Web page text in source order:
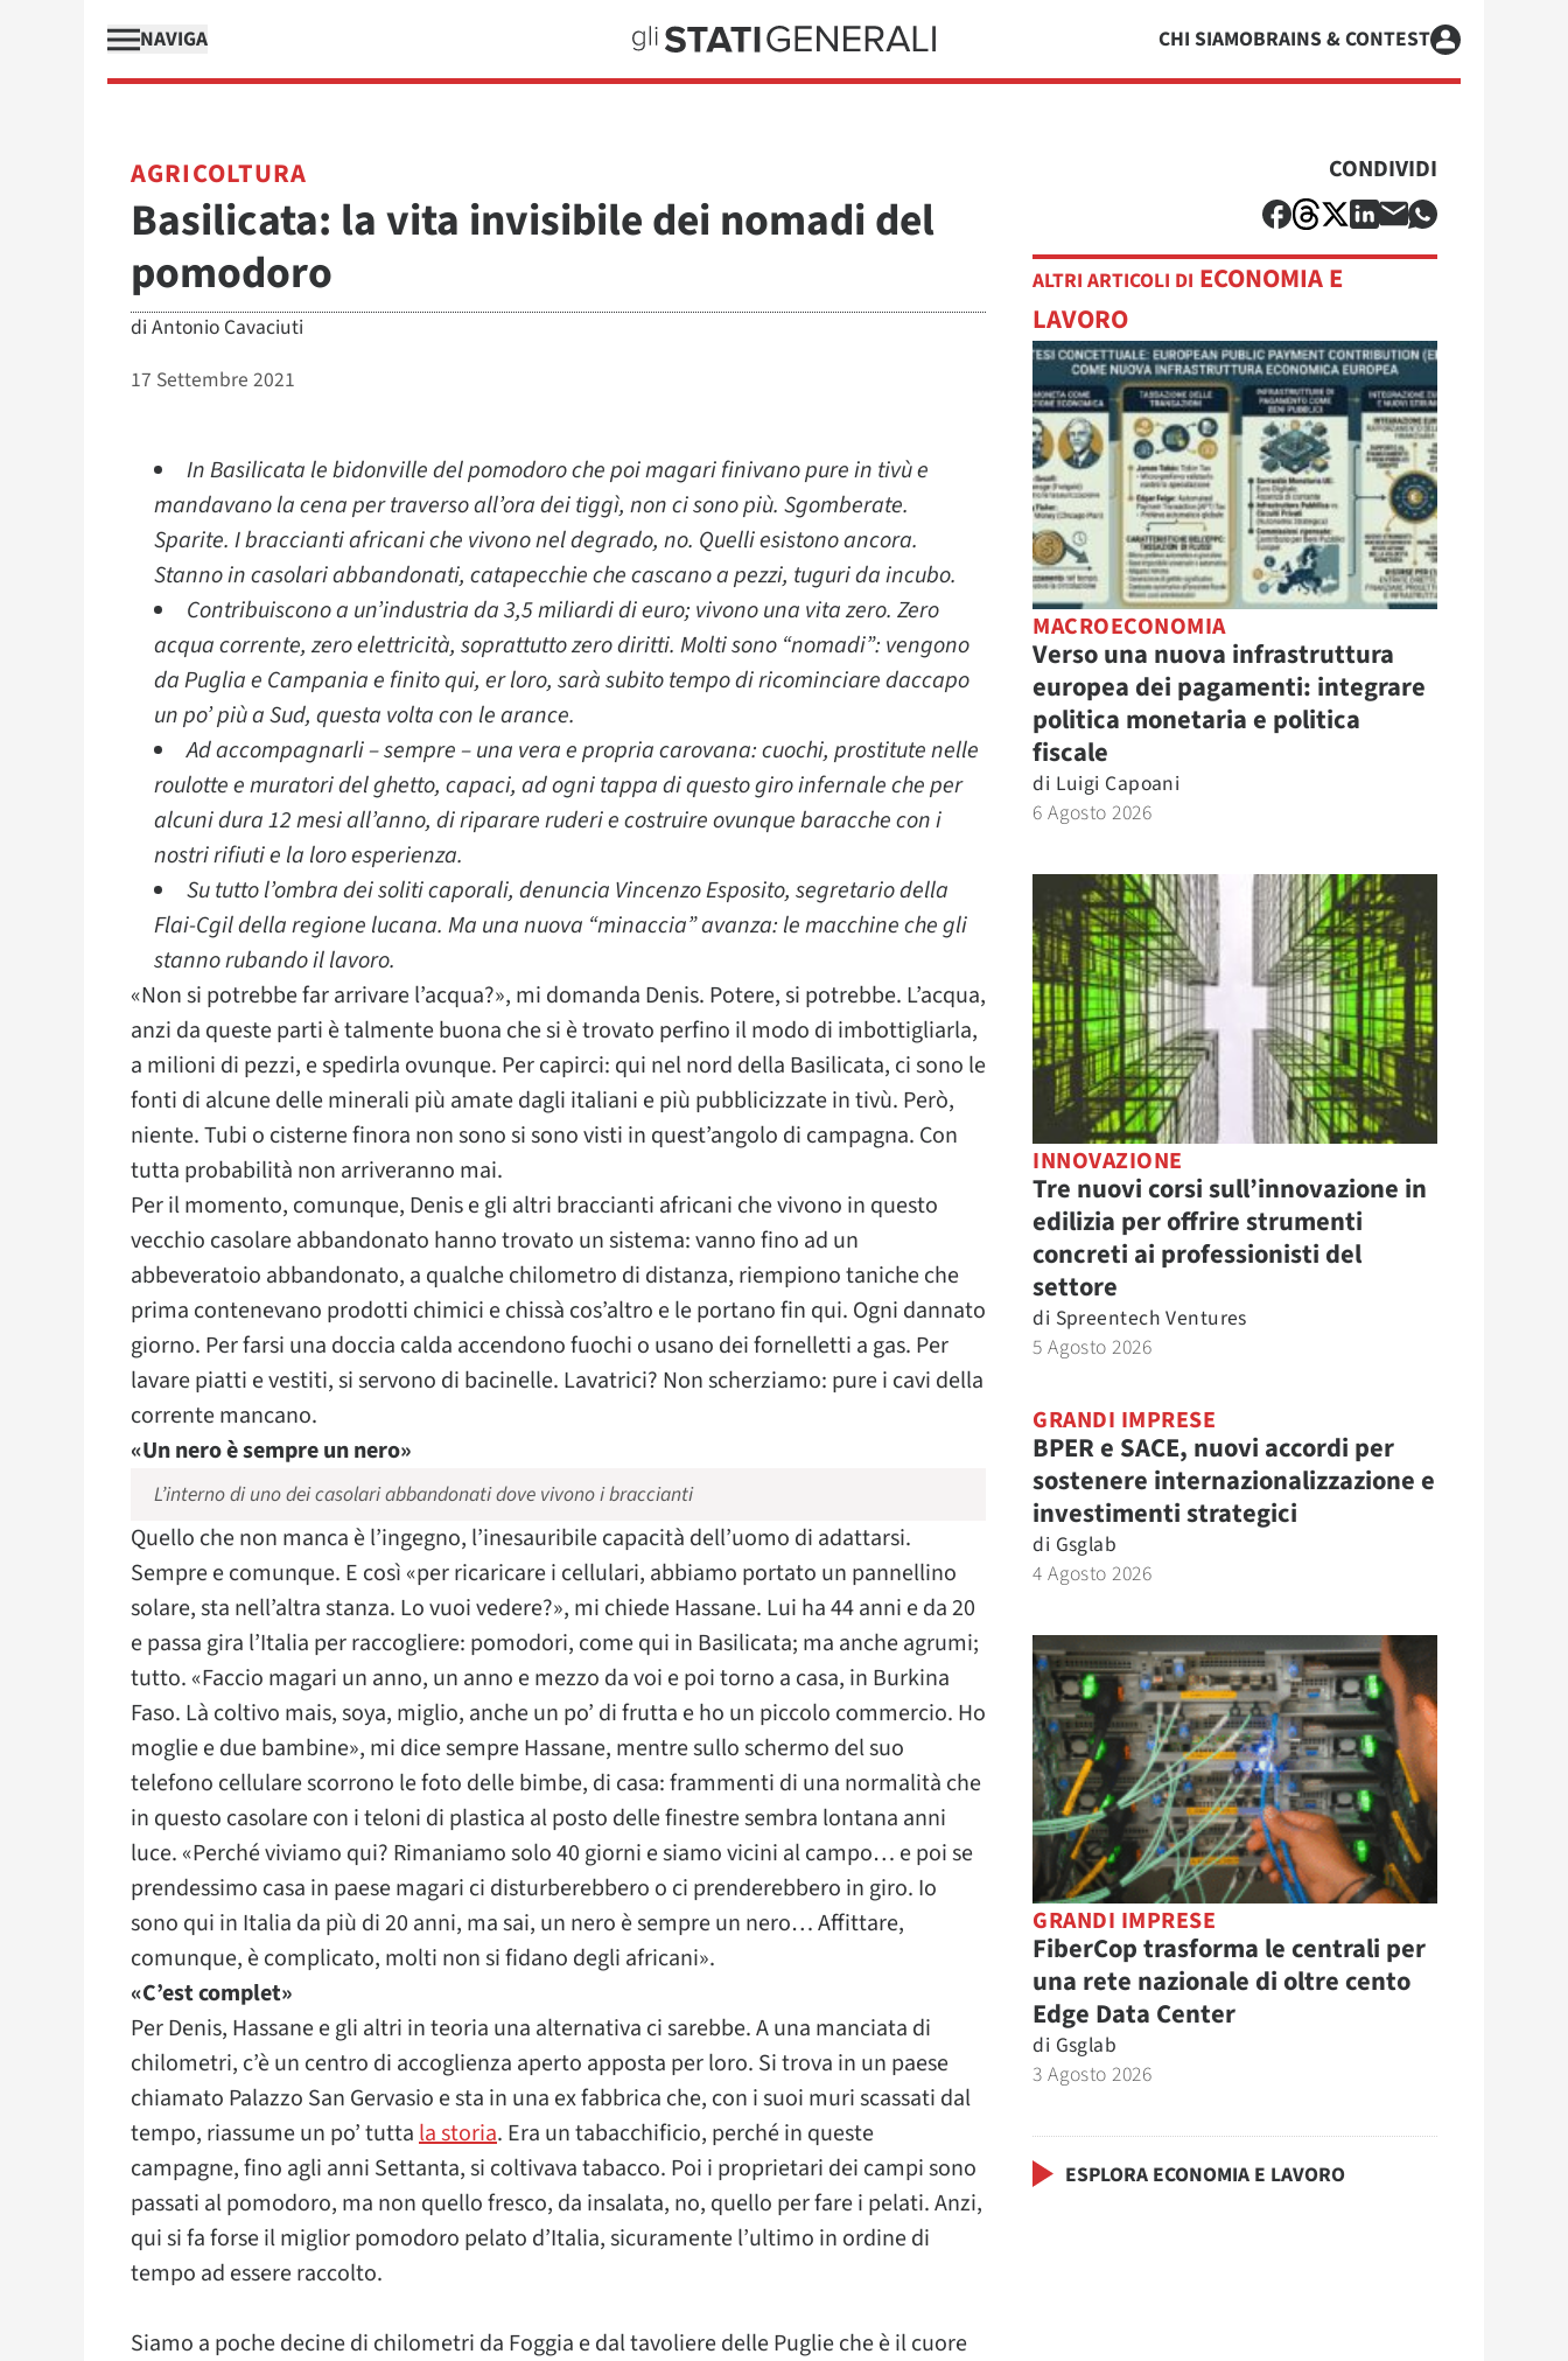
NAVIGA CHI SIAMOBRAINS & CONTEST
AGRICOLTURA
Basilicata: la vita invisibile dei nomadi del
pomodoro
di Antonio Cavaciuti
17 Settembre 2021
In Basilicata le bidonville del pomodoro che poi magari finivano pure in tivù e
mandavano la cena per traverso all’ora dei tiggì, non ci sono più. Sgomberate.
Sparite. I braccianti africani che vivono nel degrado, no. Quelli esistono ancora.
Stanno in casolari abbandonati, catapecchie che cascano a pezzi, tuguri da incubo.
Contribuiscono a un’industria da 3,5 miliardi di euro; vivono una vita zero. Zero
acqua corrente, zero elettricità, soprattutto zero diritti. Molti sono “nomadi”: vengono
da Puglia e Campania e finito qui, er loro, sarà subito tempo di ricominciare daccapo
un po’ più a Sud, questa volta con le arance.
Ad accompagnarli – sempre – una vera e propria carovana: cuochi, prostitute nelle
roulotte e muratori del ghetto, capaci, ad ogni tappa di questo giro infernale che per
alcuni dura 12 mesi all’anno, di riparare ruderi e costruire ovunque baracche con i
nostri rifiuti e la loro esperienza.
Su tutto l’ombra dei soliti caporali, denuncia Vincenzo Esposito, segretario della
Flai-Cgil della regione lucana. Ma una nuova “minaccia” avanza: le macchine che gli
stanno rubando il lavoro.
«Non si potrebbe far arrivare l’acqua?», mi domanda Denis. Potere, si potrebbe. L’acqua,
anzi da queste parti è talmente buona che si è trovato perfino il modo di imbottigliarla,
a milioni di pezzi, e spedirla ovunque. Per capirci: qui nel nord della Basilicata, ci sono le
fonti di alcune delle minerali più amate dagli italiani e più pubblicizzate in tivù. Però,
niente. Tubi o cisterne finora non sono si sono visti in quest’angolo di campagna. Con
tutta probabilità non arriveranno mai.
Per il momento, comunque, Denis e gli altri braccianti africani che vivono in questo
vecchio casolare abbandonato hanno trovato un sistema: vanno fino ad un
abbeveratoio abbandonato, a qualche chilometro di distanza, riempiono taniche che
prima contenevano prodotti chimici e chissà cos’altro e le portano fin qui. Ogni dannato
giorno. Per farsi una doccia calda accendono fuochi o usano dei fornelletti a gas. Per
lavare piatti e vestiti, si servono di bacinelle. Lavatrici? Non scherziamo: pure i cavi della
corrente mancano.
«Un nero è sempre un nero»
L’interno di uno dei casolari abbandonati dove vivono i braccianti
Quello che non manca è l’ingegno, l’inesauribile capacità dell’uomo di adattarsi.
Sempre e comunque. E così «per ricaricare i cellulari, abbiamo portato un pannellino
solare, sta nell’altra stanza. Lo vuoi vedere?», mi chiede Hassane. Lui ha 44 anni e da 20
e passa gira l’Italia per raccogliere: pomodori, come qui in Basilicata; ma anche agrumi;
tutto. «Faccio magari un anno, un anno e mezzo da voi e poi torno a casa, in Burkina
Faso. Là coltivo mais, soya, miglio, anche un po’ di frutta e ho un piccolo commercio. Ho
moglie e due bambine», mi dice sempre Hassane, mentre sullo schermo del suo
telefono cellulare scorrono le foto delle bimbe, di casa: frammenti di una normalità che
in questo casolare con i teloni di plastica al posto delle finestre sembra lontana anni
luce. «Perché viviamo qui? Rimaniamo solo 40 giorni e siamo vicini al campo… e poi se
prendessimo casa in paese magari ci disturberebbero o ci prenderebbero in giro. Io
sono qui in Italia da più di 20 anni, ma sai, un nero è sempre un nero… Affittare,
comunque, è complicato, molti non si fidano degli africani».
«C’est complet»
Per Denis, Hassane e gli altri in teoria una alternativa ci sarebbe. A una manciata di
chilometri, c’è un centro di accoglienza aperto apposta per loro. Si trova in un paese
chiamato Palazzo San Gervasio e sta in una ex fabbrica che, con i suoi muri scassati dal
tempo, riassume un po’ tuttala storia. Era un tabacchificio, perché in queste
campagne, fino agli anni Settanta, si coltivava tabacco. Poi i proprietari dei campi sono
passati al pomodoro, ma non quello fresco, da insalata, no, quello per fare i pelati. Anzi,
qui si fa forse il miglior pomodoro pelato d’Italia, sicuramente l’ultimo in ordine di
tempo ad essere raccolto.
Siamo a poche decine di chilometri da Foggia e dal tavoliere delle Puglie che è il cuore
CONDIVIDI
ALTRI ARTICOLI DI ECONOMIA E
LAVORO
MACROECONOMIA
Verso una nuova infrastruttura
europea dei pagamenti: integrare
politica monetaria e politica
fiscale
di Luigi Capoani
6 Agosto 2026
INNOVAZIONE
Tre nuovi corsi sull’innovazione in
edilizia per offrire strumenti
concreti ai professionisti del
settore
di Spreentech Ventures
5 Agosto 2026
GRANDI IMPRESE
BPER e SACE, nuovi accordi per
sostenere internazionalizzazione e
investimenti strategici
di Gsglab
4 Agosto 2026
GRANDI IMPRESE
FiberCop trasforma le centrali per
una rete nazionale di oltre cento
Edge Data Center
di Gsglab
3 Agosto 2026
ESPLORA ECONOMIA E LAVORO